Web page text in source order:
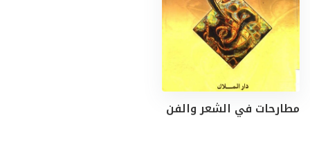
مطارحات في الشعر والفن